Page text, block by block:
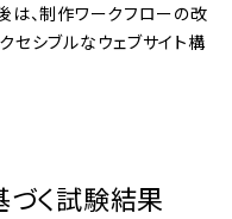
は、制作ワークフローの改
セシブルなウェブサイト構
く試験結果